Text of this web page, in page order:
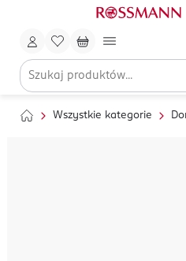
Wszystkie kategorie